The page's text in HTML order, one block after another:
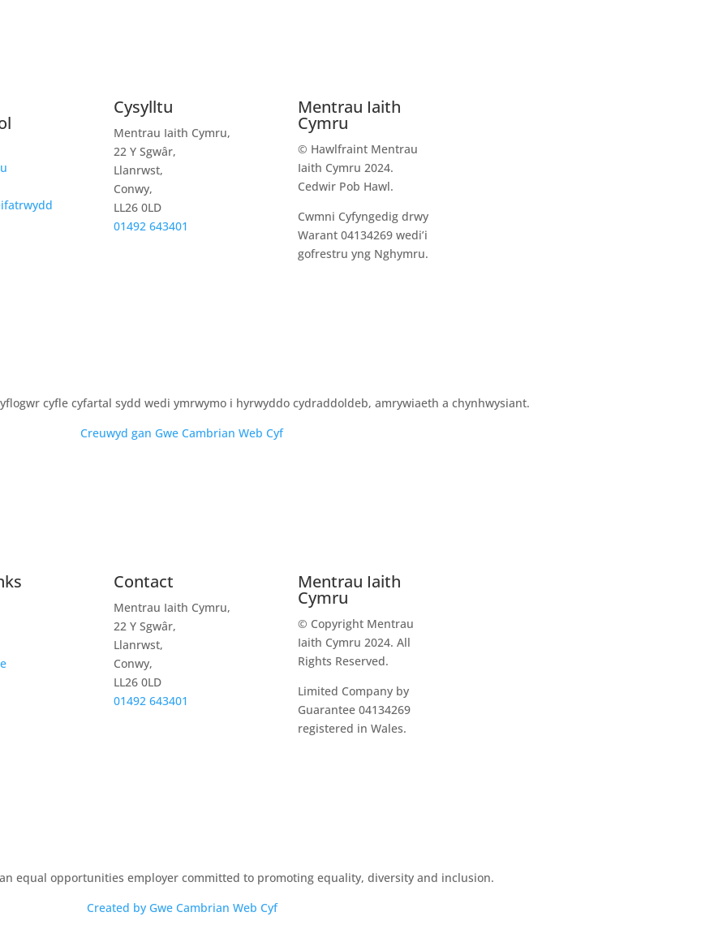
Cysylltu
Mentrau Iaith Cymru,
22 Y Sgwâr,
Llanrwst,
Conwy,
LL26 0LD
01492 643401
Mentrau Iaith
Cymru
© Hawlfraint Mentrau
Iaith Cymru 2024.
Cedwir Pob Hawl.
Cwmni Cyfyngedig drwy
Warant 04134269 wedi’i
gofrestru yng Nghymru.
cyfle cyfartal sydd wedi ymrwymo i hyrwyddo cydraddoldeb, amrywiaeth a chynhwysiant.
Creuwyd gan Gwe Cambrian Web Cyf
Contact
Mentrau Iaith Cymru,
22 Y Sgwâr,
Llanrwst,
Conwy,
LL26 0LD
01492 643401
Mentrau Iaith
Cymru
© Copyright Mentrau
Iaith Cymru 2024. All
Rights Reserved.
Limited Company by
Guarantee 04134269
registered in Wales.
equal opportunities employer committed to promoting equality, diversity and inclusion.
Created by Gwe Cambrian Web Cyf